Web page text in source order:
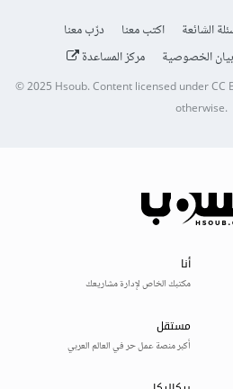
الشائعة اكتب معنا
درّب معنا
بيان الخصوصية مركز المساعدة
© 2025Hsoub.Content licensed underCC
otherwise.